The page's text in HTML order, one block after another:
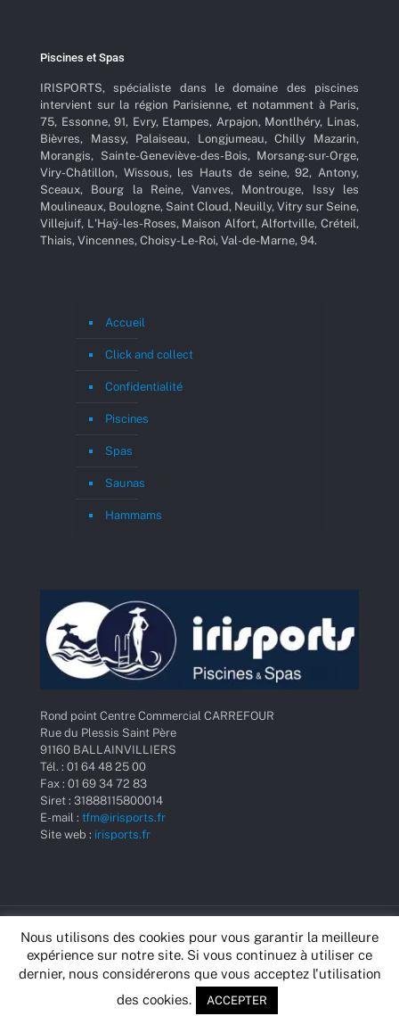
Piscines et Spas
IRISPORTS, spécialiste dans le domaine des piscines
intervient sur la région Parisienne, et notamment à Paris,
75, Essonne, 91, Evry, Etampes, Arpajon, Montlhéry, Linas,
Bièvres, Massy, Palaiseau, Longjumeau, Chilly Mazarin,
Morangis, Sainte-Geneviève-des-Bois, Morsang-sur-Orge,
Viry-Châtillon, Wissous, les Hauts de seine, 92, Antony,
Sceaux, Bourg la Reine, Vanves, Montrouge, Issy les
Moulineaux, Boulogne, Saint Cloud, Neuilly, Vitry sur Seine,
Villejuif, L'Haÿ-les-Roses, Maison Alfort, Alfortville, Créteil,
Thiais, Vincennes, Choisy-Le-Roi, Val-de-Marne, 94.
Accueil
Click and collect
Confidentialité
Piscines
Spas
Saunas
Hammams
Rond point Centre Commercial CARREFOUR
Rue du Plessis Saint Père
91160 BALLAINVILLIERS
Tél. : 01 64 48 25 00
Fax : 01 69 34 72 83
Siret : 31888115800014
E-mail : tfm@irisports.fr
Site web : irisports.fr
© Irisports • 2020 • Fait avec parBeltys.
Nous utilisons des cookies pour vous garantir la meilleure
expérience sur notre site. Si vous continuez à utiliser ce
dernier, nous considérerons que vous acceptez l'utilisation
des cookies.
ACCEPTER